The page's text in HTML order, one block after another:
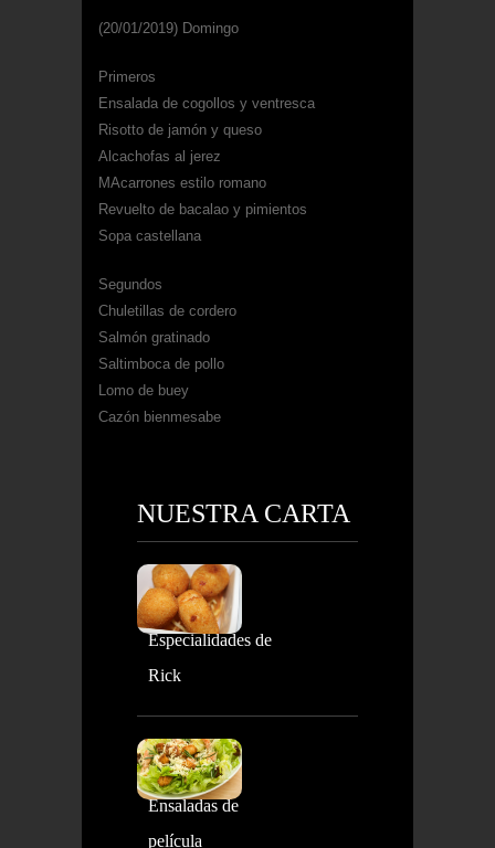
(20/01/2019) Domingo
Primeros
Ensalada de cogollos y ventresca
Risotto de jamón y queso
Alcachofas al jerez
MAcarrones estilo romano
Revuelto de bacalao y pimientos
Sopa castellana
Segundos
Chuletillas de cordero
Salmón gratinado
Saltimboca de pollo
Lomo de buey
Cazón bienmesabe
NUESTRA CARTA
Especialidades de
Rick
Ensaladas de
película